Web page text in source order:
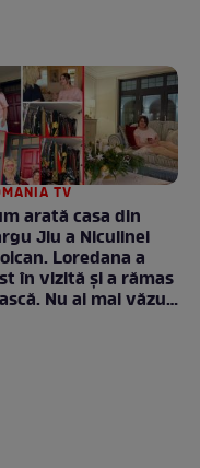
TV
arată casa din
Jiu a Niculinei
Loredana a
în vizită și a rămas
Nu ai mai văzut